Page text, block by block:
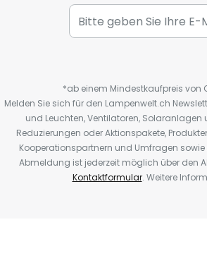
*ab einem Mindestkaufpreis von
Melden Sie sich für den Lampenwelt.ch
und Leuchten, Ventilatoren,
Reduzierungen oder Aktionspakete,
Kooperationspartnern und Umfragen
Abmeldung ist jederzeit möglich über den
Kontaktformular. Weitere